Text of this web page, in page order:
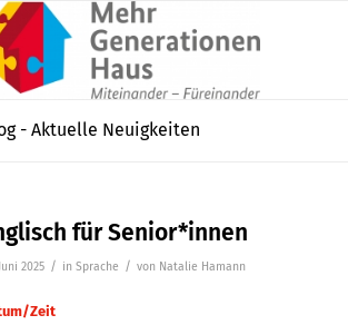
- Aktuelle Neuigkeiten
für Senior*innen
2025 / inSprache / von Natalie Hamann
Zeit